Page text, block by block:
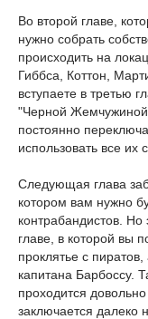
Во второй главе,
нужно собрать
происходить на
Гиббса, Коттон,
вступаете в третью
"Черной
постоянно
использовать все их
Следующая глава
котором вам нужно
контрабандистов. Но
главе, в которой вы
проклятье с
капитана Барбоссу.
проходится
заключается далеко